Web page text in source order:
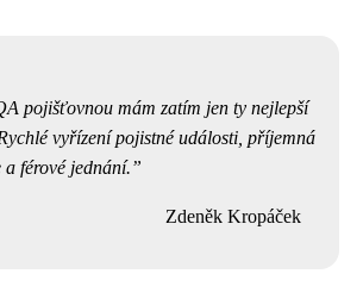
pojišťovnou mám zatím jen ty nejlepší
vyřízení pojistné události, příjemná
a férové jednání.
Zdeněk Kropáček